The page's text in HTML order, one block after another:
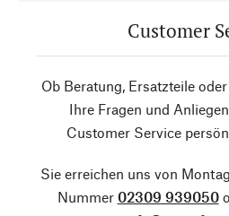
Customer
Ob Beratung, Ersatzteile
Ihre Fragen und
Customer Service
Sie erreichen uns von
Nummer 02309 939050